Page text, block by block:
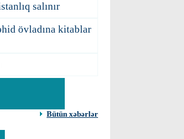
salınır
övladına kitablar
Bütün xəbərlər